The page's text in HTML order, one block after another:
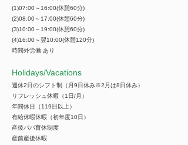
(1)07:00～16:00(休憩60分)
(2)08:00～17:00(休憩60分)
(3)10:00～19:00(休憩60分)
(4)16:00～翌10:00(休憩120分)
時間外労働 あり
​Holidays/Vacations
週休2日のシフト制（月9日休み※2月は8日休み）
リフレッシュ休暇（1日/月）
年間休日（119日以上）
有給休暇休暇（初年度10日）
産後パパ育休制度
産前産後休暇